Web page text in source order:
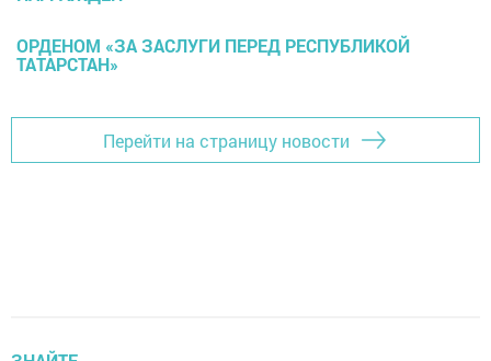
ОРДЕНОМ «ЗА ЗАСЛУГИ ПЕРЕД РЕСПУБЛИКОЙ
ТАТАРСТАН»
Перейти на страницу новости